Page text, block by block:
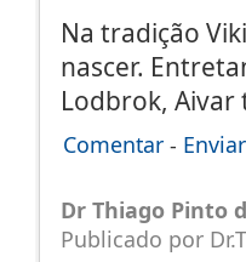
Na tradição
nascer.
Lodbrok, Aivar
Comentar -
Dr Thiago Pinto
Publicado por